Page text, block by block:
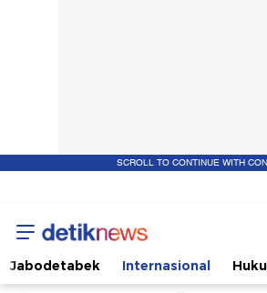
SCROLL TO CONTINUE WITH
Jabodetabek Internasional